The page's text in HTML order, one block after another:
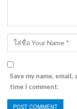
Save my name,
time I comment.